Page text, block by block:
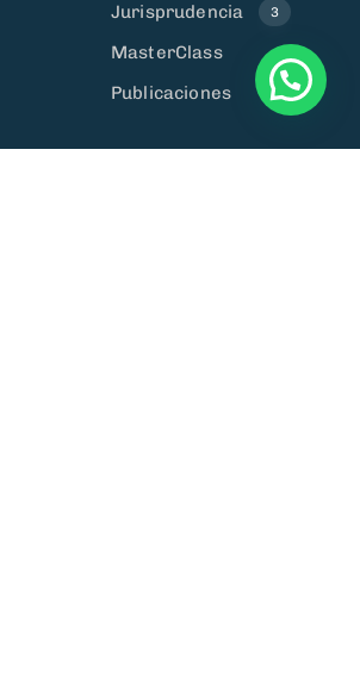
Jurisprudencia
3
MasterClass
Publicaciones